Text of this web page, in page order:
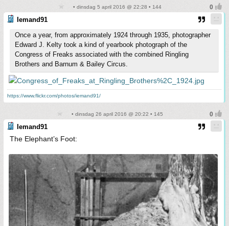
• dinsdag 5 april 2016 @ 22:28 • 144
Iemand91
Once a year, from approximately 1924 through 1935, photographer
Edward J. Kelty took a kind of yearbook photograph of the
Congress of Freaks associated with the combined Ringling
Brothers and Barnum & Bailey Circus.
https://www.flickr.com/photos/iemand91/
• dinsdag 26 april 2016 @ 20:22 • 145
Iemand91
The Elephant’s Foot: